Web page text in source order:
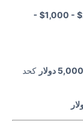
200$ - 1,000$ -
كحد